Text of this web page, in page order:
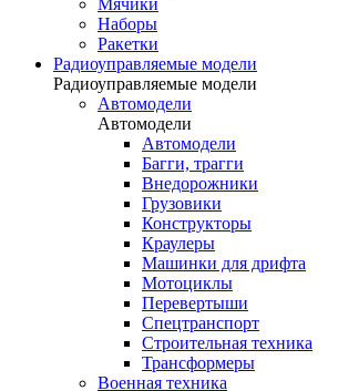
Мячики
Наборы
Ракетки
Радиоуправляемые модели
Радиоуправляемые модели
Автомодели
Автомодели
Автомодели
Багги, трагги
Внедорожники
Грузовики
Конструкторы
Краулеры
Машинки для дрифта
Мотоциклы
Перевертыши
Спецтранспорт
Строительная техника
Трансформеры
Военная техника